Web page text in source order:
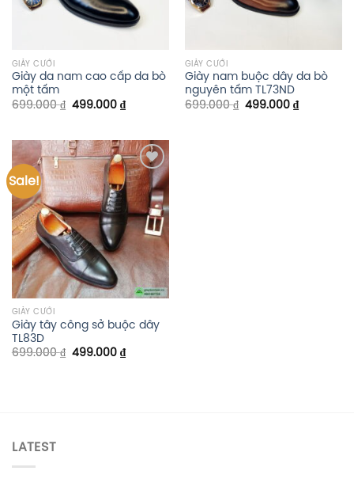
GIÀY CƯỚI
Giày da nam cao cấp da bò
một tấm
699.000₫ 499.000 ₫
GIÀY CƯỚI
Giày nam buộc dây da bò
nguyên tấm TL73ND
699.000₫ 499.000 ₫
Sale!
Add to
wishlist
GIÀY CƯỚI
Giày tây công sở buộc dây
TL83D
699.000₫ 499.000 ₫
LATEST